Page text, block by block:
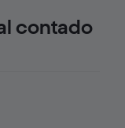
contado